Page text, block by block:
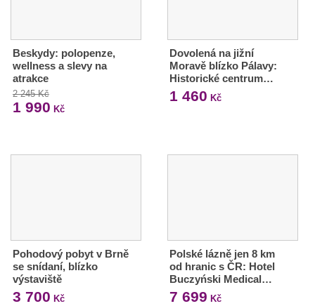
Beskydy: polopenze,
wellness a slevy na
atrakce
2 245 Kč
1 990 Kč
Dovolená na jižní
Moravě blízko Pálavy:
Historické centrum…
1 460 Kč
Pohodový pobyt v Brně
se snídaní, blízko
výstaviště
3 700 Kč
Polské lázně jen 8 km
od hranic s ČR: Hotel
Buczyński Medical…
7 699 Kč